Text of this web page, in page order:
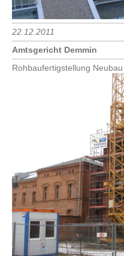
22.12.2011
Amtsgericht Demmin
Rohbaufertigstellung